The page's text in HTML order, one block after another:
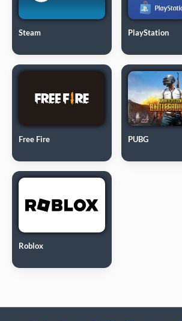
Steam PlayStation
Free Fire PUBG
Roblox